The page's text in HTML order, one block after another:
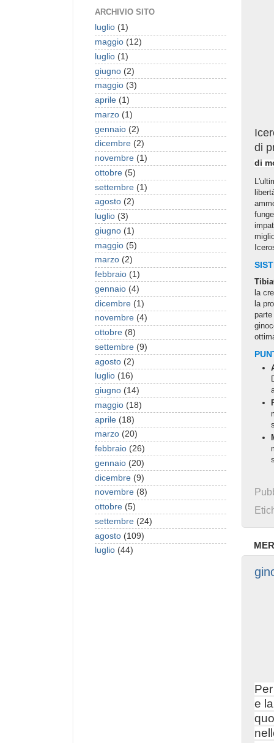
di
di
la
la
e
ARCHIVIO SITO
luglio (1)
maggio (12)
luglio (1)
giugno (2)
maggio (3)
aprile (1)
marzo (1)
gennaio (2)
dicembre (2)
novembre (1)
ottobre (5)
settembre (1)
agosto (2)
luglio (3)
giugno (1)
maggio (5)
marzo (2)
febbraio (1)
gennaio (4)
dicembre (1)
novembre (4)
ottobre (8)
settembre (9)
agosto (2)
luglio (16)
giugno (14)
maggio (18)
aprile (18)
marzo (20)
febbraio (26)
gennaio (20)
dicembre (9)
novembre (8)
ottobre (5)
settembre (24)
agosto (109)
luglio (44)